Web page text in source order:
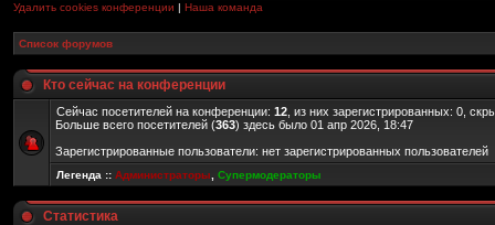
Удалить cookies конференции | Наша команда
Список форумов
Кто сейчас на конференции
Сейчас посетителей на конференции: 12 , из них зарегистрированных: 0,
Больше всего посетителей (363) здесь было 01 апр 2026, 18:47
Зарегистрированные пользователи: нет зарегистрированных пользователей
Легенда :: Администраторы Супермодераторы
Статистика